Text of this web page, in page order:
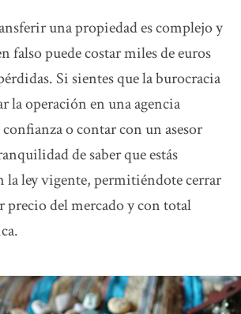
una propiedad es complejo y
falso puede costar miles de euros
Si sientes que la burocracia
la operación en una agencia
o contar con un asesor
de saber que estás
la ley vigente, permitiéndote cerrar
precio del mercado y con total